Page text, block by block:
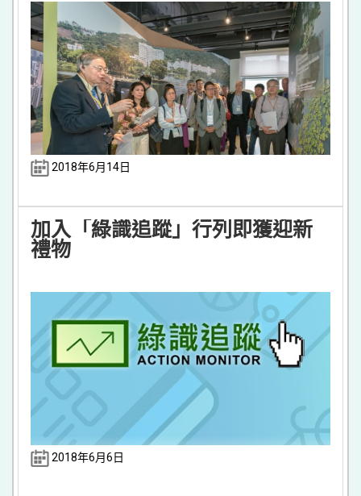
2018年6月14日
加入「綠識追蹤」行列即獲迎新
禮物
2018年6月6日